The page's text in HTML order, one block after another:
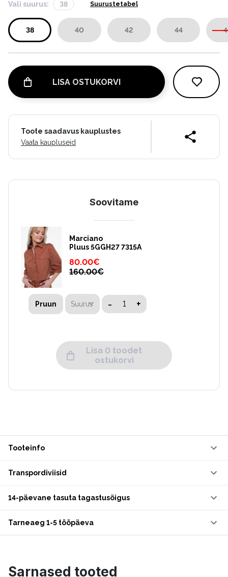
Vali suurus: 38 Suurustetabel
38 40 42 44
LISA OSTUKORVI
Toote saadavus kauplustes
Vaata kaupluseid
Soovitame
Marciano
Pluus 5GGH27 7315A
80.00€
160.00€
Pruun Suurus - +
Lisa 0 toodet
ostukorvi
Tooteinfo
Transpordiviisid
14-päevane tasuta tagastusõigus
Tarneaeg 1-5 tööpäeva
Sarnased tooted